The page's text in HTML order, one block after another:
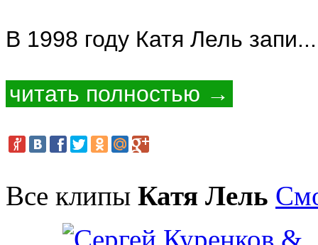
В 1998 году Катя Лель запи...
читать полностью →
Все клипы Катя Лель